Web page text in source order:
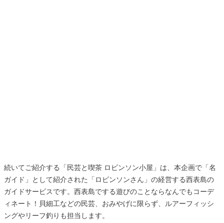
続いてご紹介する「民芸と喫茶 ロビンソン小屋」は、本企画で「名
ガイド」として紹介された「ロビンソンさん」の経営する西表島の
ガイドサービスです。西表島でする遊びのことならなんでもコーデ
ィネート！貝細工などの民芸、おみやげに限らず、ルアーフィッシ
ングやリーフ釣りも担当します。